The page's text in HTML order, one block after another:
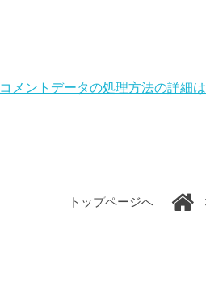
コメントデータの処理方法の詳細は
トップページへ